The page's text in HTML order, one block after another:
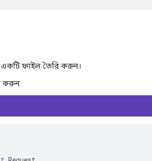
একটি ফাইল তৈরি করুন।
করুন: